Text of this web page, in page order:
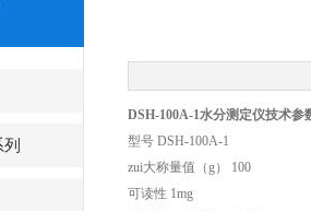
DSH-100A-1水分测定仪技术参
型号 DSH-100A-1
zui大称量值（g） 100
可读性 1mg